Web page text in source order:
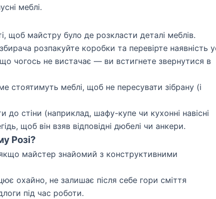
меблі.
щоб майстру було де розкласти деталі меблів.
розпакуйте коробки та перевірте наявність
чогось не вистачає — ви встигнете звернутися в
стоятимуть меблі, щоб не пересувати зібрану (і
до стіни (наприклад, шафу-купе чи кухонні навісні
щоб він взяв відповідні дюбелі чи анкери.
Розі?
майстер знайомий з конструктивними
охайно, не залишає після себе гори сміття
під час роботи.